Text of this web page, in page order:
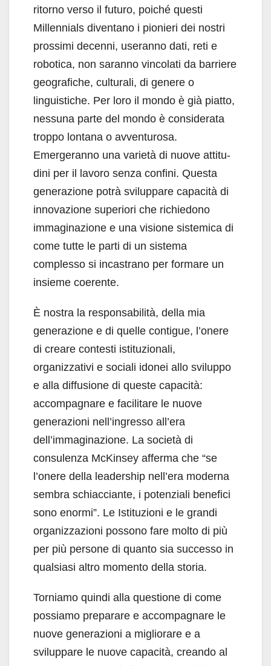
ritorno verso il fu­turo, poiché questi
Millennials diventano i pio­nieri dei nostri
prossimi decenni, useranno dati, reti e
robotica, non saranno vincolati da barriere
geografiche, culturali, di genere o
linguistiche. Per loro il mondo è già piatto,
nessuna parte del mondo è considerata
troppo lontana o avventu­rosa.
Emergeranno una varietà di nuove attitu­
dini per il lavoro senza confini. Questa
genera­zione potrà sviluppare capacità di
innovazione superiori che richiedono
immaginazione e una visione sistemica di
come tutte le parti di un si­stema
complesso si incastrano per formare un
insieme coerente.
È nostra la responsabilità, della mia
genera­zione e di quelle contigue, l’onere
di creare con­testi istituzionali,
organizzativi e sociali idonei allo sviluppo
e alla diffusione di queste capacità:
accompagnare e facilitare le nuove
generazioni nell’ingresso all’era
dell’immaginazione. La so­cietà di
consulenza McKinsey afferma che “se
l’onere della leadership nell’era moderna
sembra schiacciante, i potenziali benefici
sono enormi”. Le Istituzioni e le grandi
organizzazioni posso­no fare molto di più
per più persone di quanto sia successo in
qualsiasi altro momento della storia.
Torniamo quindi alla questione di come
pos­siamo preparare e accompagnare le
nuove ge­nerazioni a migliorare e a
sviluppare le nuove capacità, creando al